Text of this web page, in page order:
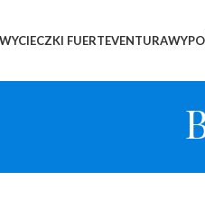
WYCIECZKI FUERTEVENTURA